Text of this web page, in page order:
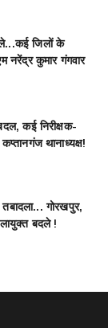
जिलों के
कुमार गंगवार
कई निरीक्षक-
थानाध्यक्ष!
गोरखपुर,
बदले !